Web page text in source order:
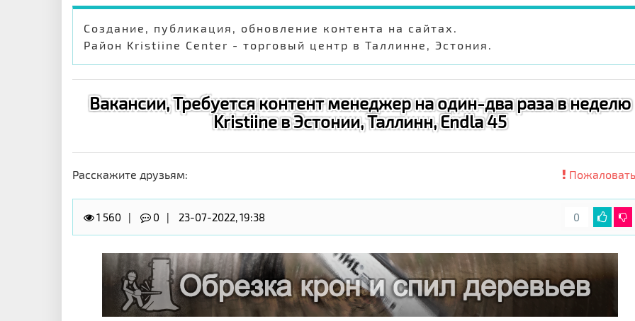
Создание, публикация, обновление контента на сайтах.
Район Kristiine Center - торговый центр в Таллинне, Эстония.
Вакансии, Требуется контент менеджер на один-два раза в неделю
Kristiine в Эстонии, Таллинн, Endla 45
Расскажите друзьям:
1 560 0 23-07-2022, 19:38 0